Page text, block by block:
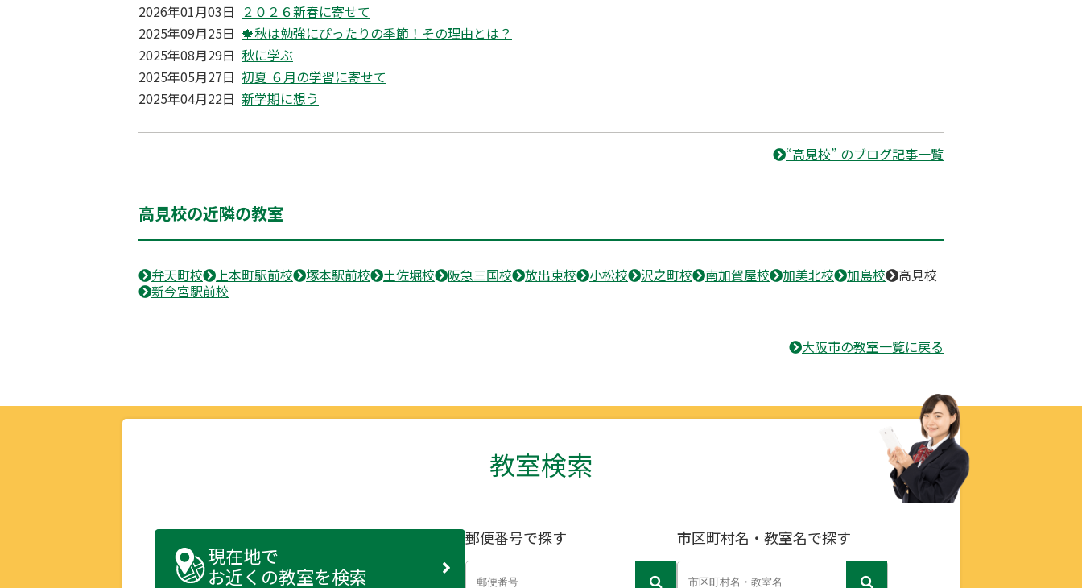
2026年01月03日 ２０２６新春に寄せて
2025年09月25日 🍁秋は勉強にぴったりの季節！その理由とは？
2025年08月29日 秋に学ぶ
2025年05月27日 初夏 ６月の学習に寄せて
2025年04月22日 新学期に想う
“高見校” のブログ記事一覧
高見校の近隣の教室
弁天町校 上本町駅前校 塚本駅前校 土佐堀校 阪急三国校 放出東校 小松校 沢之町校 南加賀屋校 加美北校 加島校
高見校
新今宮駅前校
大阪市の教室一覧に戻る
教室検索
現在地で
お近くの教室を検索
郵便番号で探す 市区町村名・教室名で探す